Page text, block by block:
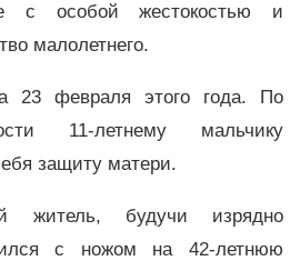
с особой жестокостью и
малолетнего.
23 февраля этого года. По
11-летнему мальчику
защиту матери.
житель, будучи изрядно
с ножом на 42-летнюю